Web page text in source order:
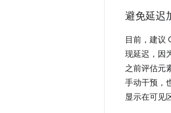
避免延迟
目前，建议
现延迟，因
之前评估元
手动干预，
显示在可见